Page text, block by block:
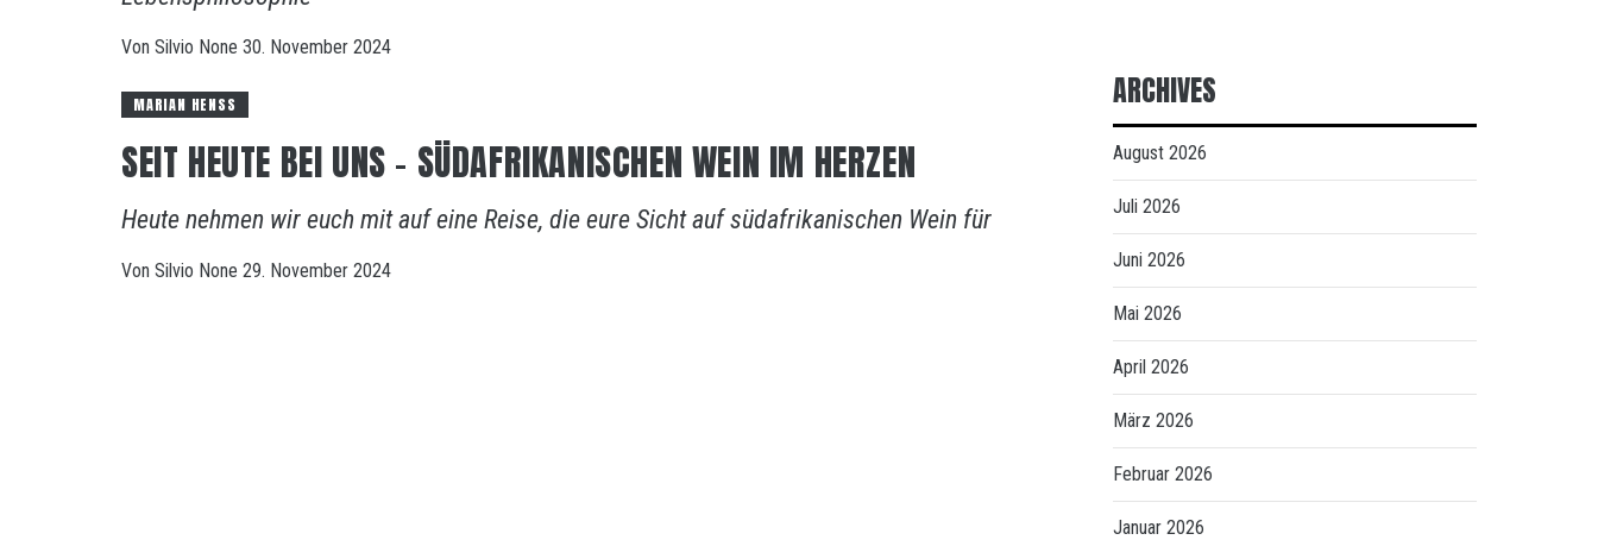
Von Silvio None 30. November 2024
MARIAN HENSS
SEIT HEUTE BEI UNS – SÜDAFRIKANISCHEN WEIN IM HERZEN
Heute nehmen wir euch mit auf eine Reise, die eure Sicht auf südafrikanischen Wein für
Von Silvio None 29. November 2024
ARCHIVES
August 2026
Juli 2026
Juni 2026
Mai 2026
April 2026
März 2026
Februar 2026
Januar 2026